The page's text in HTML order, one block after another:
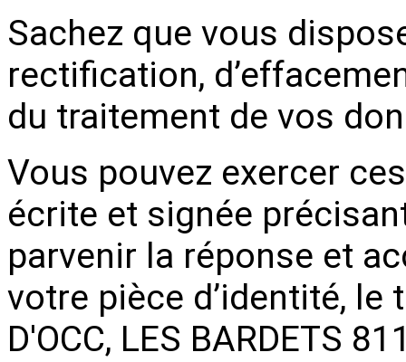
Sachez que vous
rectification,
du traitement de vos
Vous pouvez exercer
écrite et signée
parvenir la réponse et
votre pièce d’identité, le
D'OCC, LES BARDETS